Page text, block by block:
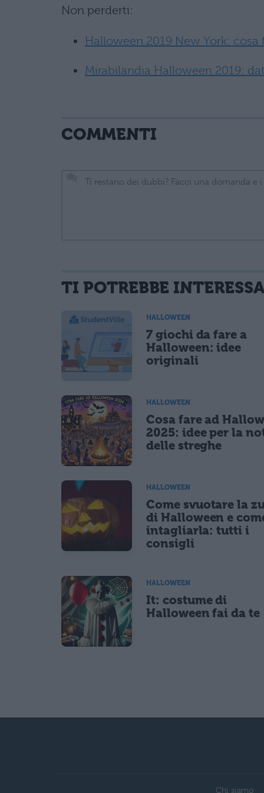
Non perderti:
Halloween 2019 New York: cosa
Mirabilandia Halloween 2019:
COMMENTI
informativa privacy
. Pubblicando questo commento dai il consenso
Ho letto e acconsento l'informativa
Acconsento all'uso dei miei dati da parte di terzi per
CONFERMA E PUBBLICA
TI POTREBBE
HALLOWEEN
7 giochi da fare a
Halloween: idee
originali
HALLOWEEN
Cosa fare ad
2025: idee per la
delle streghe
HALLOWEEN
Come svuotare la
di Halloween e
intagliarla: tutti i
consigli
HALLOWEEN
It: costume di
Halloween fai da te
Chi siamo